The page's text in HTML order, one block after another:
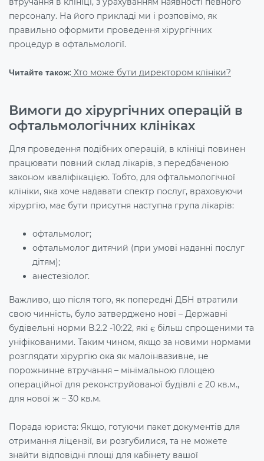
персоналу. На його прикладі ми і розповімо, як
правильно оформити проведення хірургічних
процедур в офтальмології.
Читайте також: Хто може бути директором клініки?
Вимоги до хірургічних операцій в
офтальмологічних клініках
Для проведення подібних операцій, в клініці повинен
працювати повний склад лікарів, з передбаченою
законом кваліфікацією. Тобто, для офтальмологічної
клініки, яка хоче надавати спектр послуг, враховуючи
хірургію, має бути присутня наступна група лікарів:
офтальмолог;
офтальмолог дитячий (при умові наданні послуг
дітям);
анестезіолог.
Важливо, що після того, як попередні ДБН втратили
свою чинність, було затверджено нові – Державні
будівельні норми В.2.2 -10:22, які є більш спрощеними та
уніфікованими. Таким чином, якщо за новими нормами
розглядати хірургію ока як малоінвазивне, не
порожнинне втручання – мінімальною площею
операційної для реконструйованої будівлі є 20 кв.м.,
для нової ж – 30 кв.м.
Порада юриста: Якщо, готуючи пакет документів для
отримання ліцензії, ви розгубилися, та не можете
знайти відповідні площі для кабінету вашої